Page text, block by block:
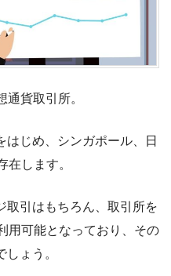
貨取引所。
じめ、シンガポール、日
在します。
取引はもちろん、取引所を
用可能となっており、その
ょう。